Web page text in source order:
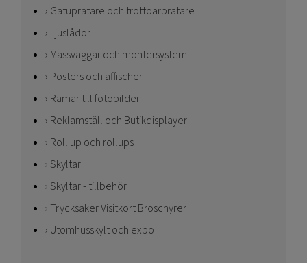
Gatupratare och trottoarpratare
Ljuslådor
Mässväggar och montersystem
Posters och affischer
Ramar till fotobilder
Reklamställ och Butikdisplayer
Roll up och rollups
Skyltar
Skyltar - tillbehör
Trycksaker Visitkort Broschyrer
Utomhusskylt och expo